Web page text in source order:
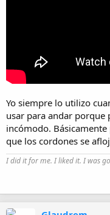
Yo siempre lo utilizo
usar para andar porque
incómodo.
que los cordones se
I did it for me. I liked it. I was